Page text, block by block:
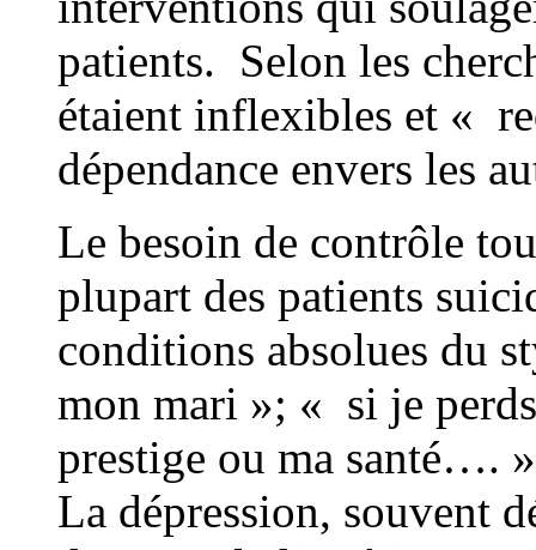
patients. Selon les
étaient inflexibles et «
dépendance envers les
Le besoin de contrôle
plupart des patients
conditions absolues du
mon mari »; « si je
prestige ou ma santé….
La dépression, souvent